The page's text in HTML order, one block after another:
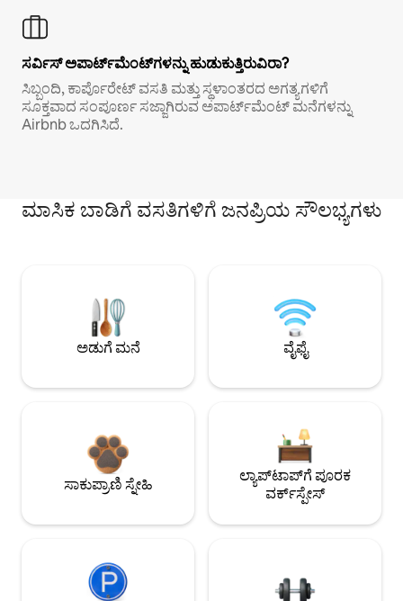
ಸರ್ವಿಸ್ ಅಪಾರ್ಟ್‌ಮೆಂಟ್‌ಗಳನ್ನು ಹುಡುಕುತ್ತಿರುವಿರಾ?
ಸಿಬ್ಬಂದಿ, ಕಾರ್ಪೊರೇಟ್ ವಸತಿ ಮತ್ತು ಸ್ಥಳಾಂತರದ ಅಗತ್ಯಗಳಿಗೆ
ಸೂಕ್ತವಾದ ಸಂಪೂರ್ಣ ಸಜ್ಜಾಗಿರುವ ಅಪಾರ್ಟ್‌ಮೆಂಟ್ ಮನೆಗಳನ್ನು
Airbnb ಒದಗಿಸಿದೆ.
ಮಾಸಿಕ ಬಾಡಿಗೆ ವಸತಿಗಳಿಗೆ ಜನಪ್ರಿಯ ಸೌಲಭ್ಯಗಳು
ಅಡುಗೆ ಮನೆ ವೈಫೈ
ಸಾಕುಪ್ರಾಣಿ ಸ್ನೇಹಿ
ಲ್ಯಾಪ್‌ಟಾಪ್‌ಗೆ ಪೂರಕ
ವರ್ಕ್‌ಸ್ಪೇಸ್